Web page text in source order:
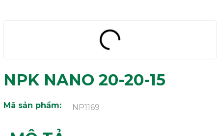
NPK NANO 20-20-15
Mã sản phẩm: NP1169